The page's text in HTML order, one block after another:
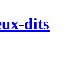
dits